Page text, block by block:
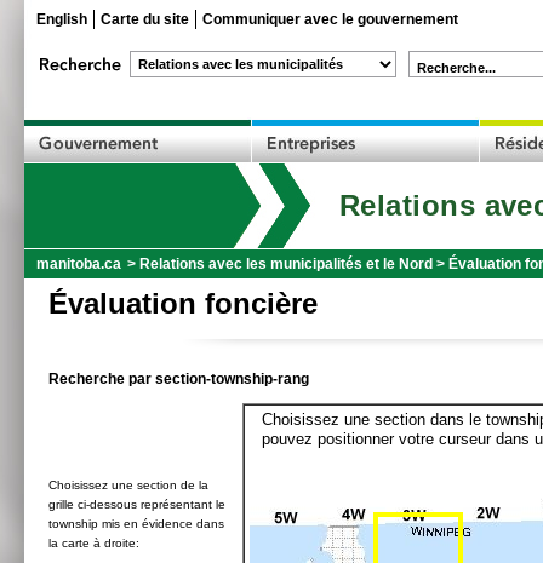
English Carte du site Communiquer avec le gouvernement
Recherche...
Relations
manitoba.ca > Relations avec les municipalités et le Nord > Évaluation
Évaluation foncière
Recherche par section-township-rang
Choisissez une section de la
grille ci-dessous représentant le
township mis en évidence dans
la carte à droite:
Choisissez une section dans le
pouvez positionner votre curseur dans